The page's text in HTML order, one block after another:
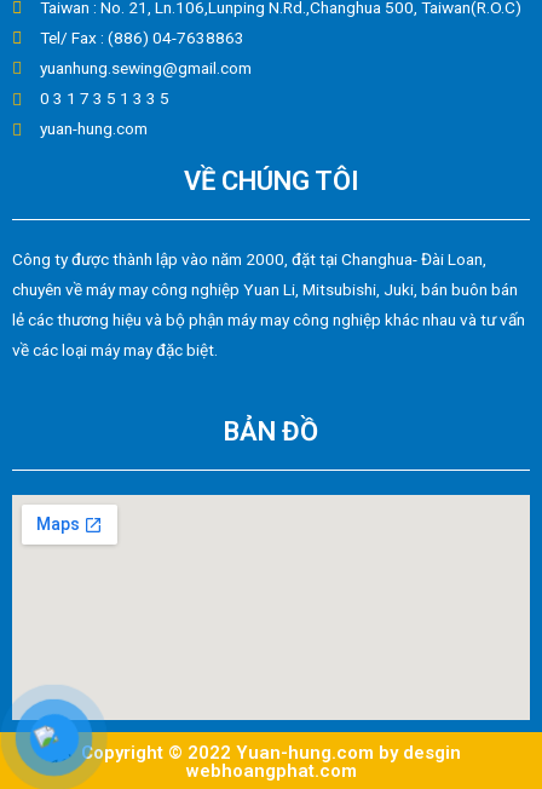
Taiwan : No. 21, Ln.106,Lunping N.Rd.,Changhua 500, Taiwan(R.O.C)
Tel/ Fax : (886) 04-7638863
yuanhung.sewing@gmail.com
0 3 1 7 3 5 1 3 3 5
yuan-hung.com
VỀ CHÚNG TÔI
Công ty được thành lập vào năm 2000, đặt tại Changhua- Đài Loan,
chuyên về máy may công nghiệp Yuan Li, Mitsubishi, Juki, bán buôn bán
lẻ các thương hiệu và bộ phận máy may công nghiệp khác nhau và tư vấn
về các loại máy may đặc biệt.
BẢN ĐỒ
Copyright © 2022 Yuan-hung.com by desgin
webhoangphat.com